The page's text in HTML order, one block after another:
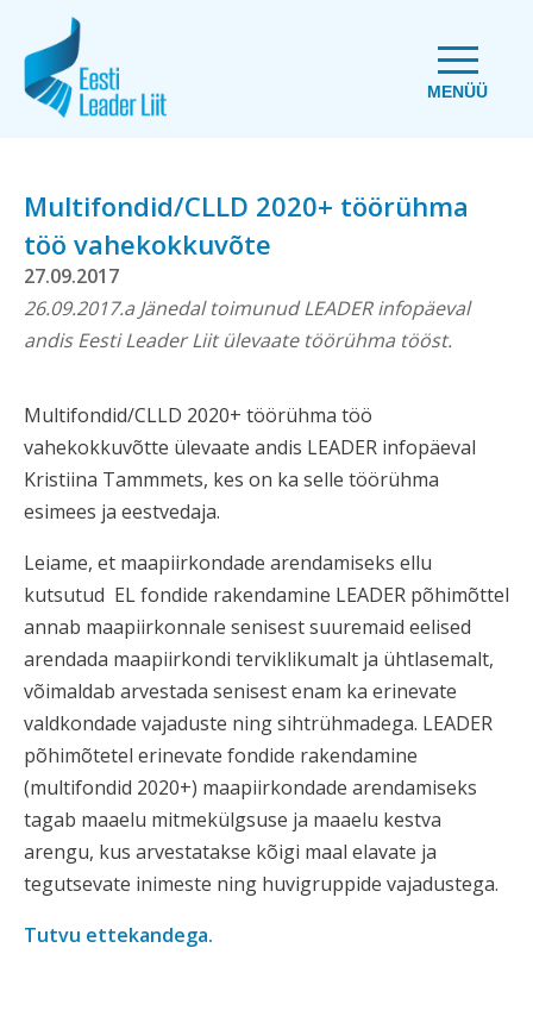
MENÜÜ
Multifondid/CLLD 2020+ töörühma
töö vahekokkuvõte
27.09.2017
26.09.2017.a Jänedal toimunud LEADER infopäeval
andis Eesti Leader Liit ülevaate töörühma tööst.
Multifondid/CLLD 2020+ töörühma töö
vahekokkuvõtte ülevaate andis LEADER infopäeval
Kristiina Tammmets, kes on ka selle töörühma
esimees ja eestvedaja.
Leiame, et maapiirkondade arendamiseks ellu
kutsutud EL fondide rakendamine LEADER põhimõttel
annab maapiirkonnale senisest suuremaid eelised
arendada maapiirkondi terviklikumalt ja ühtlasemalt,
võimaldab arvestada senisest enam ka erinevate
valdkondade vajaduste ning sihtrühmadega. LEADER
põhimõtetel erinevate fondide rakendamine
(multifondid 2020+) maapiirkondade arendamiseks
tagab maaelu mitmekülgsuse ja maaelu kestva
arengu, kus arvestatakse kõigi maal elavate ja
tegutsevate inimeste ning huvigruppide vajadustega.
Tutvu ettekandega.